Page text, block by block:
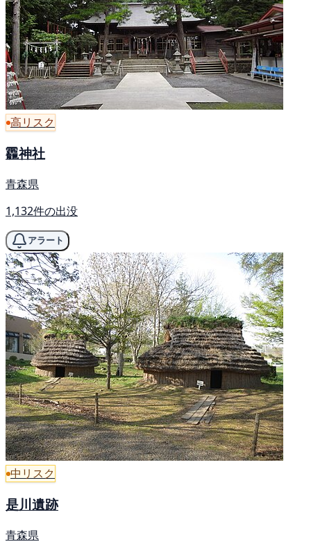
高リスク
龗神社
青森県
1,132件の出没
アラート
中リスク
是川遺跡
青森県